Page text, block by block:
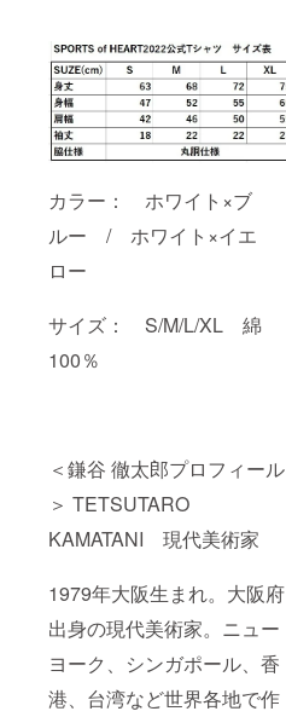
カラー： ホワイト×ブ
ルー / ホワイト×イエ
ロー
サイズ： S/M/L/XL 綿
100％
＜鎌谷 徹太郎プロフィール
＞ TETSUTARO
KAMATANI 現代美術家
1979年大阪生まれ。大阪府
出身の現代美術家。ニュー
ヨーク、シンガポール、香
港、台湾など世界各地で作